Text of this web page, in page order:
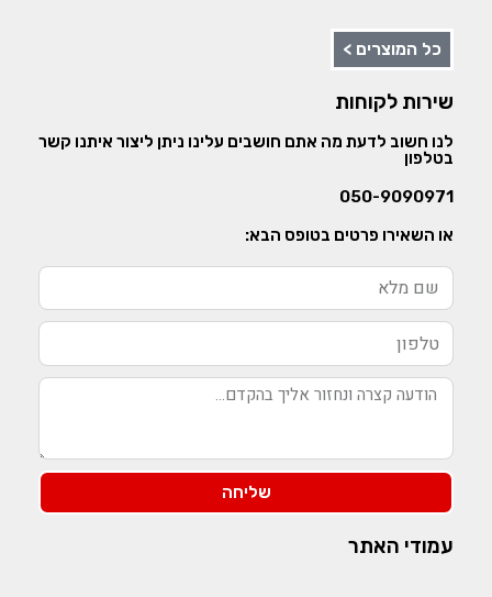
כל המוצרים >
שירות לקוחות
לנו חשוב לדעת מה אתם חושבים עלינו ניתן ליצור איתנו קשר
בטלפון
050-9090971
או השאירו פרטים בטופס הבא:
שליחה
עמודי האתר